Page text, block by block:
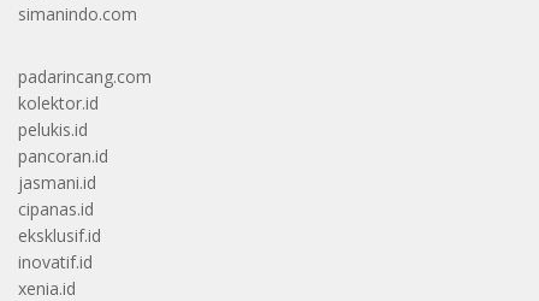
simanindo.com
padarincang.com
kolektor.id
pelukis.id
pancoran.id
jasmani.id
cipanas.id
eksklusif.id
inovatif.id
xenia.id